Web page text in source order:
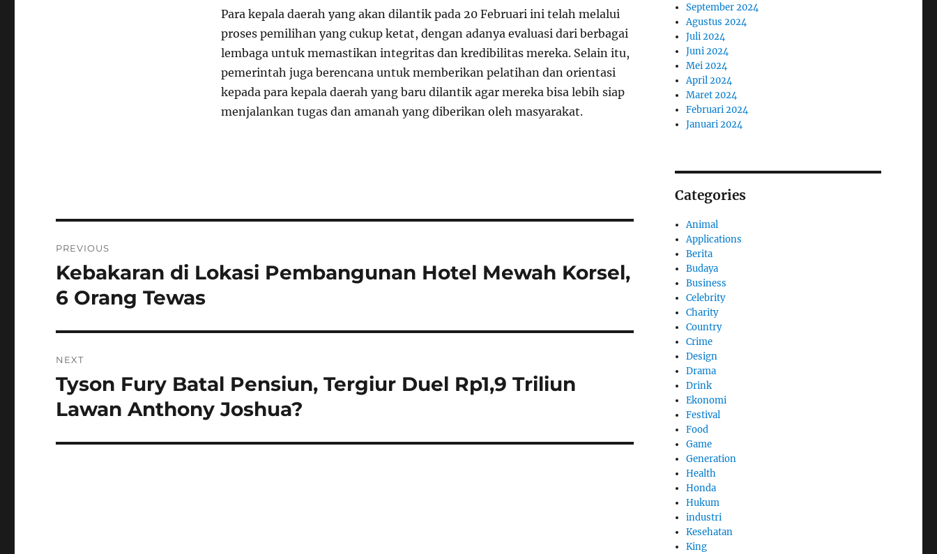
Para kepala daerah yang akan dilantik pada 20 Februari ini telah melalui
proses pemilihan yang cukup ketat, dengan adanya evaluasi dari berbagai
lembaga untuk memastikan integritas dan kredibilitas mereka. Selain itu,
pemerintah juga berencana untuk memberikan pelatihan dan orientasi
kepada para kepala daerah yang baru dilantik agar mereka bisa lebih siap
menjalankan tugas dan amanah yang diberikan oleh masyarakat.
pos
PREVIOUS
Previous
post:
Kebakaran di Lokasi Pembangunan Hotel Mewah Korsel,
6 Orang Tewas
NEXT
Next
post:
Tyson Fury Batal Pensiun, Tergiur Duel Rp1,9 Triliun
Lawan Anthony Joshua?
September 2024
Agustus 2024
Juli 2024
Juni 2024
Mei 2024
April 2024
Maret 2024
Februari 2024
Januari 2024
Categories
Animal
Applications
Berita
Budaya
Business
Celebrity
Charity
Country
Crime
Design
Drama
Drink
Ekonomi
Festival
Food
Game
Generation
Health
Honda
Hukum
industri
Kesehatan
King